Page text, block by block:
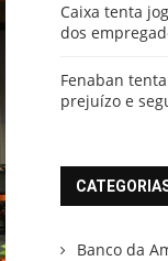
Caixa tenta
dos
Fenaban
prejuízo e
Banco da